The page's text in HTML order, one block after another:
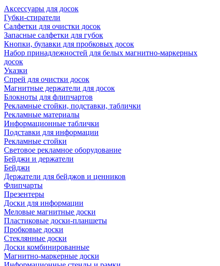
Аксессуары для досок
Губки-стиратели
Салфетки для очистки досок
Запасные салфетки для губок
Кнопки, булавки для пробковых досок
Набор принадлежностей для белых магнитно-маркерных
досок
Указки
Спрей для очистки досок
Магнитные держатели для досок
Блокноты для флипчартов
Рекламные стойки, подставки, таблички
Рекламные материалы
Информационные таблички
Подставки для информации
Рекламные стойки
Световое рекламное оборудование
Бейджи и держатели
Бейджи
Держатели для бейджов и ценников
Флипчарты
Презентеры
Доски для информации
Меловые магнитные доски
Пластиковые доски-планшеты
Пробковые доски
Стеклянные доски
Доски комбинированные
Магнитно-маркерные доски